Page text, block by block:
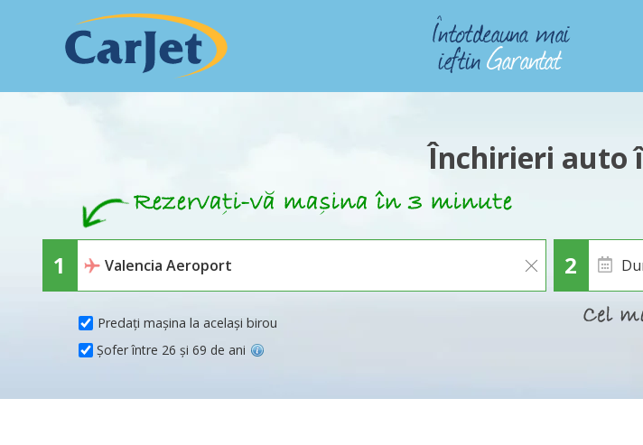
Închirieri auto
Predați mașina la același birou
Șofer între 26 și 69 de ani